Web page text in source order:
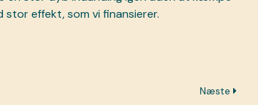
effekt, som vi finansierer.
Næste